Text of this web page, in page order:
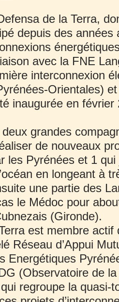
de la Terra,
depuis des années
avec la FNE
interconnexion
Orientales)
inaugurée en
deux grandes
de nouveaux
les Pyrénées et 1
en longeant à
une partie des
le Médoc pour
(Gironde).
est membre actif
Réseau d’Appui
Energétiques
(Observatoire de
regroupe la quasi-